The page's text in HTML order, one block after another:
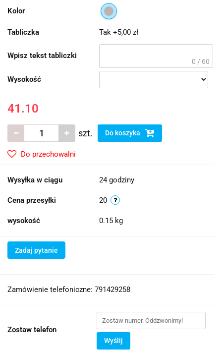
Kolor
Tabliczka Tak +5,00 zł
Wpisz tekst tabliczki
0 / 60
Wysokość
41.10
szt. Do koszyka
Do przechowalni
Wysyłka w ciągu 24 godziny
Cena przesyłki 20
wysokość 0.15 kg
Zadaj pytanie
Zamówienie telefoniczne: 791429258
Zostaw telefon
Wyślij